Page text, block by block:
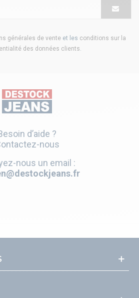
générales de vente et les conditions sur la
des données clients
d’aide ?
nous
nous un email :